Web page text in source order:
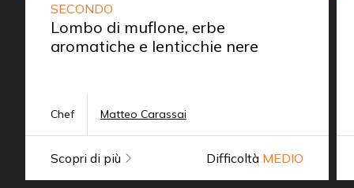
SECONDO
Lombo di muflone, erbe
aromatiche e lenticchie nere
Chef Matteo Carassai
Scopri di più Difficoltà MEDIO